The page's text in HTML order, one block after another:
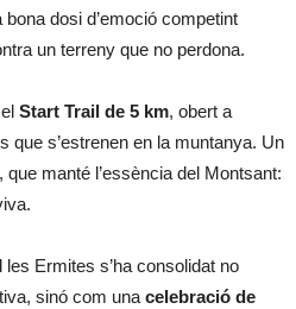
dosi d’emoció competint
un terreny que no perdona.
Start Trail de 5 km, obert a
que s’estrenen en la muntanya. Un
manté l’essència del Montsant:
Ermites s’ha consolidat no
sinó com una celebració de